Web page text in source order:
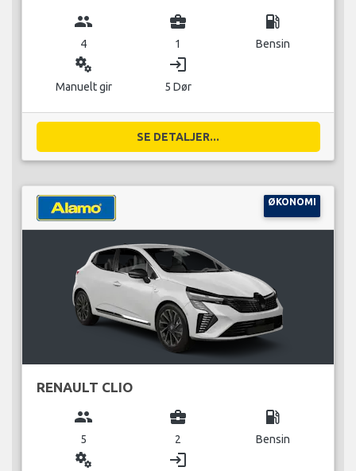
group
4
business_center
1
local_gas_station
Bensin
miscellaneous_services
Manuelt gir
login
5 Dør
SE DETALJER...
ØKONOMI
RENAULT CLIO
group
5
business_center
2
local_gas_station
Bensin
miscellaneous_services login